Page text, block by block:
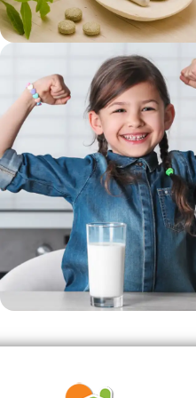
vezi si...
Suplimente
vezi si...